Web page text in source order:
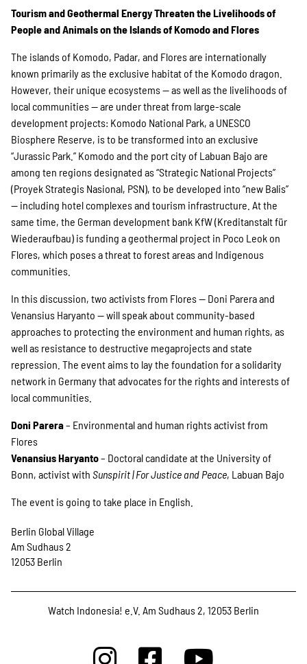
Tourism and Geothermal Energy Threaten the Livelihoods of
People and Animals on the Islands of Komodo and Flores
The islands of Komodo, Padar, and Flores are internationally
known primarily as the exclusive habitat of the Komodo dragon.
However, their unique ecosystems — as well as the livelihoods of
local communities — are under threat from large-scale
development projects: Komodo National Park, a UNESCO
Biosphere Reserve, is to be transformed into an exclusive
“Jurassic Park.” Komodo and the port city of Labuan Bajo are
among ten regions designated as “Strategic National Projects”
(Proyek Strategis Nasional, PSN), to be developed into “new Balis”
— including hotel complexes and tourism infrastructure. At the
same time, the German development bank KfW (Kreditanstalt für
Wiederaufbau) is funding a geothermal project in Poco Leok on
Flores, which poses a threat to forest areas and Indigenous
communities.
In this discussion, two activists from Flores — Doni Parera and
Venansius Haryanto — will speak about community-based
approaches to protecting the environment and human rights, as
well as resistance to destructive megaprojects and state
repression. The event aims to lay the foundation for a solidarity
network in Germany that advocates for the rights and interests of
local communities.
Doni Parera– Environmental and human rights activist from
Flores
Venansius Haryanto– Doctoral candidate at the University of
Bonn, activist with Sunspirit | For Justice and Peace, Labuan Bajo
The event is going to take place in English.
Berlin Global Village
Am Sudhaus 2
12053 Berlin
Watch Indonesia! e.V. Am Sudhaus 2, 12053 Berlin